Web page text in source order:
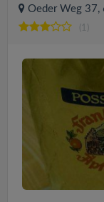
Oeder Weg 37,
(1)